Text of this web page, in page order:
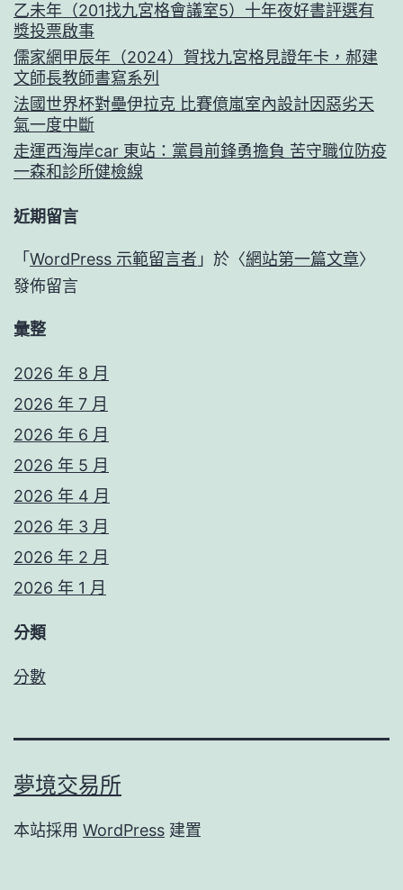
乙未年（201找九宮格會議室5）十年夜好書評選有
獎投票啟事
儒家網甲辰年（2024）賀找九宮格見證年卡，郝建
文師長教師書寫系列
法國世界杯對壘伊拉克 比賽億嵐室內設計因惡劣天
氣一度中斷
走運西海岸car 東站：黨員前鋒勇擔負 苦守職位防疫
一森和診所健檢線
近期留言
「 WordPress 示範留言者 」於〈網站第一篇文章〉
發佈留言
彙整
2026 年 8 月
2026 年 7 月
2026 年 6 月
2026 年 5 月
2026 年 4 月
2026 年 3 月
2026 年 2 月
2026 年 1 月
分類
分數
夢境交易所
本站採用 WordPress 建置